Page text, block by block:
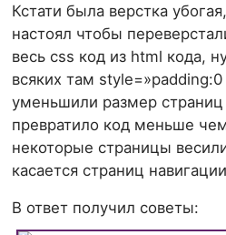
Кстати была верстка
настоял чтобы
весь css код из html кода,
всяких там
уменьшили размер страниц
превратило код меньше
некоторые страницы
касается страниц
В ответ получил советы: